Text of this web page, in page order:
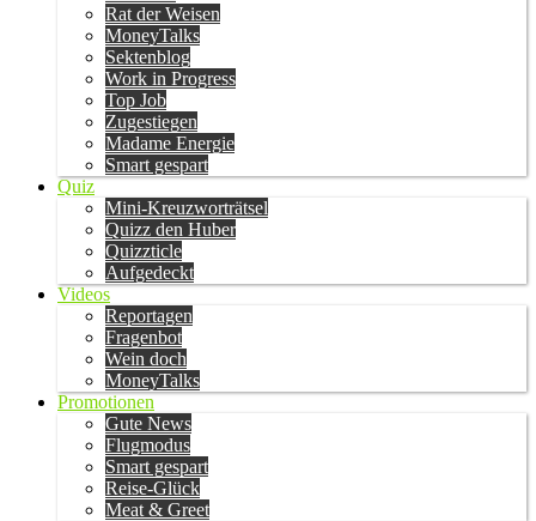
Rat der Weisen
MoneyTalks
Sektenblog
Work in Progress
Top Job
Zugestiegen
Madame Energie
Smart gespart
Quiz
Mini-Kreuzworträtsel
Quizz den Huber
Quizzticle
Aufgedeckt
Videos
Reportagen
Fragenbot
Wein doch
MoneyTalks
Promotionen
Gute News
Flugmodus
Smart gespart
Reise-Glück
Meat & Greet